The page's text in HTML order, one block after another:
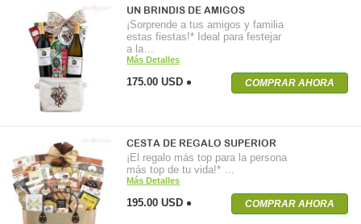
UN BRINDIS DE AMIGOS
¡Sorprende a tus amigos y familia
estas fiestas!* Ideal para festejar
a la…
Más Detalles
175.00 USD COMPRAR AHORA
CESTA DE REGALO SUPERIOR
¡El regalo más top para la persona
más top de tu vida!* …
Más Detalles
195.00 USD COMPRAR AHORA